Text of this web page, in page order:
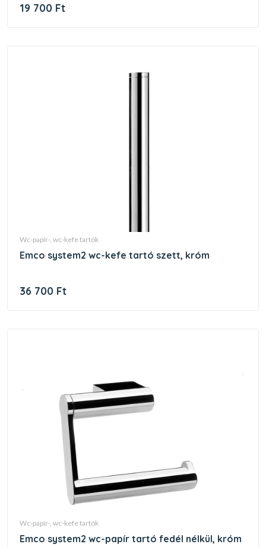
19 700 Ft
wc-papír-, wc-kefe tartók
emco system2 wc-kefe tartó szett, króm
36 700 Ft
wc-papír-, wc-kefe tartók
emco system2 wc-papír tartó fedél nélkül, króm